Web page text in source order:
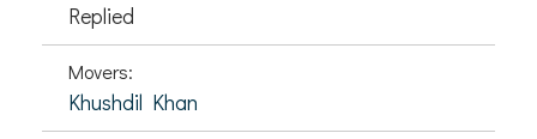
Replied
Movers:
Khushdil Khan